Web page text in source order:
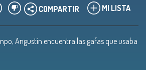
MI LISTA
COMPARTIR
Angustín encuentra las gafas que usaba